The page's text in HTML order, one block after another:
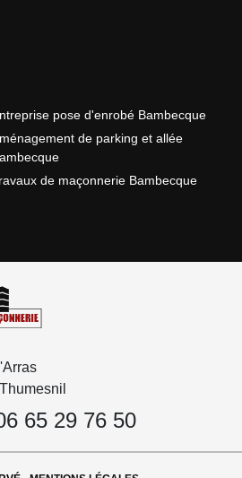
pose d'enrobé Bambecque
de parking et allée
de maçonnerie Bambecque
65 29 76 50